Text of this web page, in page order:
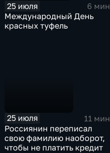
25 июля
6 мин
Международный День
красных туфель
25 июля
11 мин
Россиянин переписал
свою фамилию наоборот,
чтобы не платить кредит